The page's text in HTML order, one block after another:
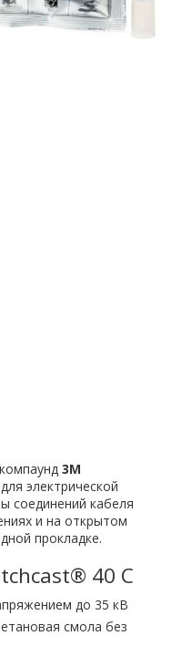
3M
электрической
соединений кабеля
и на открытом
прокладке.
40 C
до 35 кВ
смола без